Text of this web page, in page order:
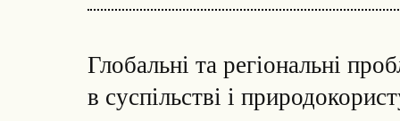
Глобальні та регіональні
в суспільстві і